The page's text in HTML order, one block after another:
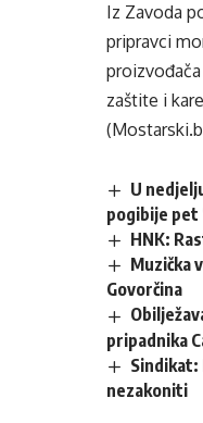
Iz Zavoda
pripravci
zaštite i
U
pogibije pet
HNK:
Muzička
Govorčina
pripadnika
Sindikat:
nezakoniti